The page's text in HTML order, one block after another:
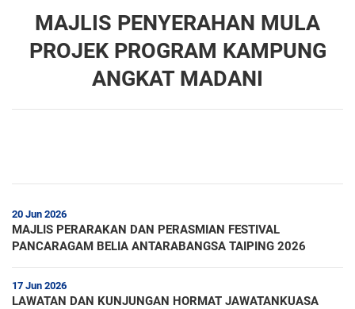
MAJLIS PENYERAHAN MULA
PROJEK PROGRAM KAMPUNG
ANGKAT MADANI
20 Jun 2026
MAJLIS PERARAKAN DAN PERASMIAN FESTIVAL
PANCARAGAM BELIA ANTARABANGSA TAIPING 2026
17 Jun 2026
LAWATAN DAN KUNJUNGAN HORMAT JAWATANKUASA